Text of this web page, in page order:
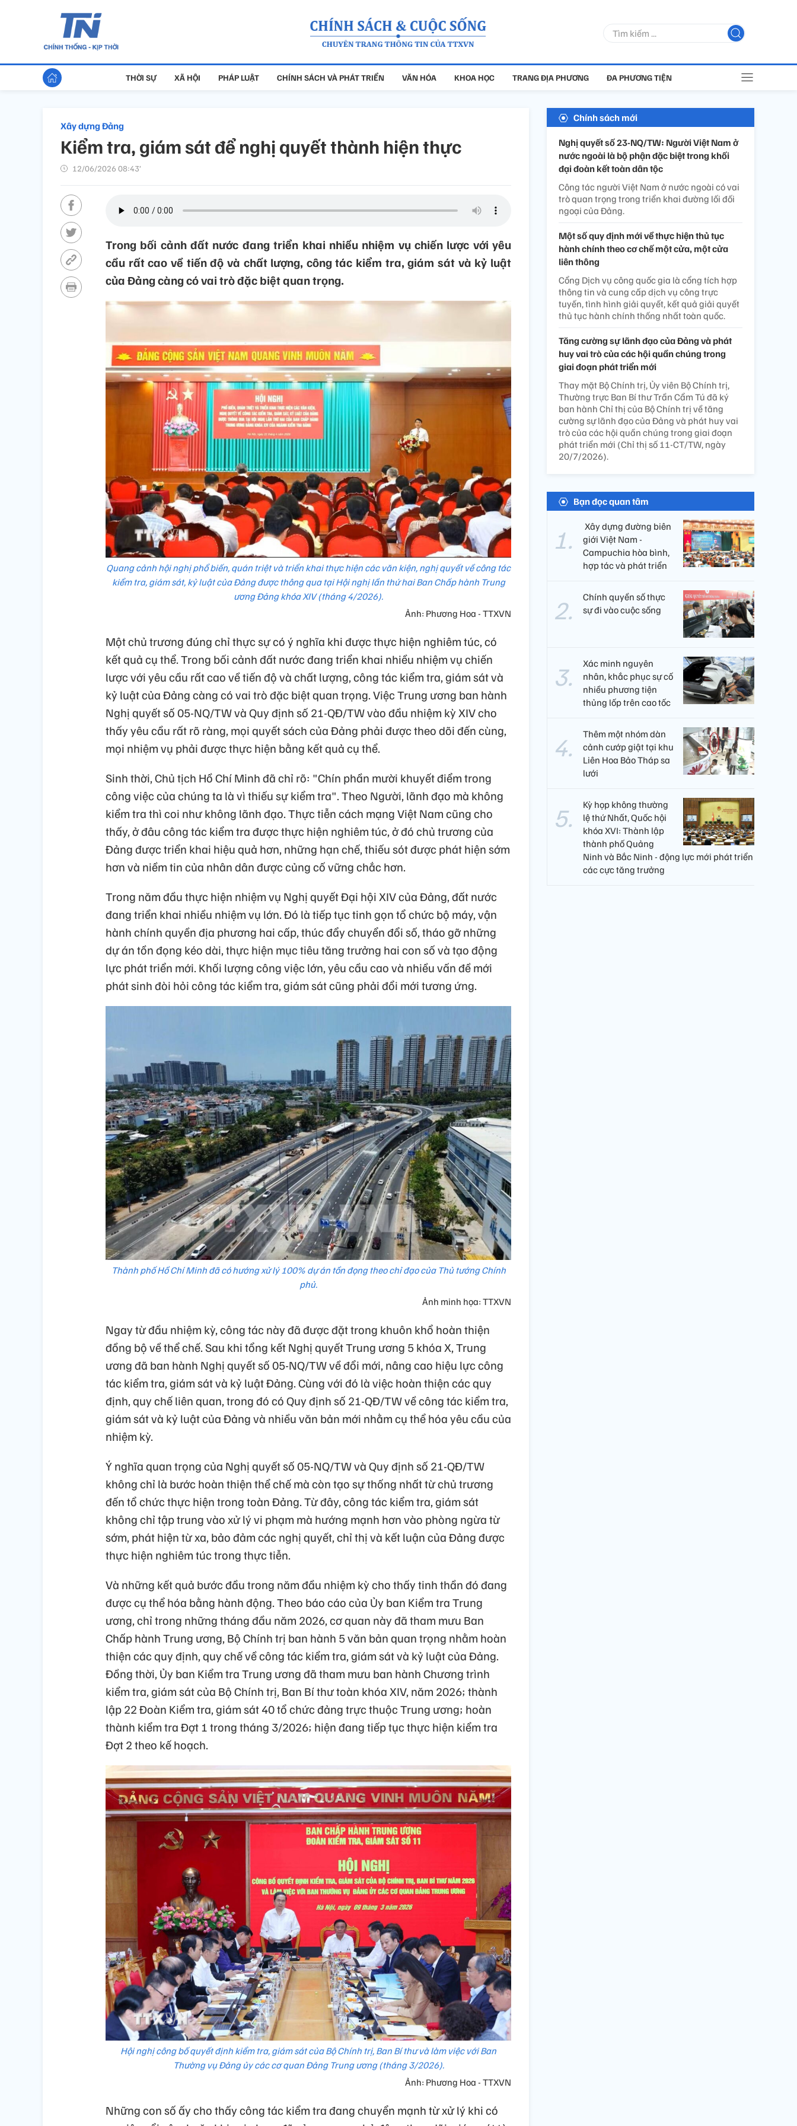
THỜI SỰ XÃ HỘI PHÁP LUẬT CHÍNH SÁCH VÀ PHÁT TRIỂN VĂN HÓA KHOA HỌC TRANG ĐỊA PHƯƠNG ĐA PHƯƠNG TIỆN
Xây dựng Đảng
Kiểm tra, giám sát để nghị quyết thành hiện thực
12/06/2026 08:43’
Trong bối cảnh đất nước đang triển khai nhiều nhiệm vụ chiến lược với yêu
cầu rất cao về tiến độ và chất lượng, công tác kiểm tra, giám sát và kỷ luật
của Đảng càng có vai trò đặc biệt quan trọng.
Quang cảnh hội nghị phổ biến, quán triệt và triển khai thực hiện các văn kiện, nghị quyết về công tác
kiểm tra, giám sát, kỷ luật của Đảng được thông qua tại Hội nghị lần thứ hai Ban Chấp hành Trung
ương Đảng khóa XIV (tháng 4/2026).
Ảnh: Phương Hoa - TTXVN
Một chủ trương đúng chỉ thực sự có ý nghĩa khi được thực hiện nghiêm túc, có
kết quả cụ thể. Trong bối cảnh đất nước đang triển khai nhiều nhiệm vụ chiến
lược với yêu cầu rất cao về tiến độ và chất lượng, công tác kiểm tra, giám sát và
kỷ luật của Đảng càng có vai trò đặc biệt quan trọng. Việc Trung ương ban hành
Nghị quyết số 05-NQ/TW và Quy định số 21-QĐ/TW vào đầu nhiệm kỳ XIV cho
thấy yêu cầu rất rõ ràng, mọi quyết sách của Đảng phải được theo dõi đến cùng,
mọi nhiệm vụ phải được thực hiện bằng kết quả cụ thể.
Sinh thời, Chủ tịch Hồ Chí Minh đã chỉ rõ: "Chín phần mười khuyết điểm trong
công việc của chúng ta là vì thiếu sự kiểm tra". Theo Người, lãnh đạo mà không
kiểm tra thì coi như không lãnh đạo. Thực tiễn cách mạng Việt Nam cũng cho
thấy, ở đâu công tác kiểm tra được thực hiện nghiêm túc, ở đó chủ trương của
Đảng được triển khai hiệu quả hơn, những hạn chế, thiếu sót được phát hiện sớm
hơn và niềm tin của nhân dân được củng cố vững chắc hơn.
Trong năm đầu thực hiện nhiệm vụ Nghị quyết Đại hội XIV của Đảng, đất nước
đang triển khai nhiều nhiệm vụ lớn. Đó là tiếp tục tinh gọn tổ chức bộ máy, vận
hành chính quyền địa phương hai cấp, thúc đẩy chuyển đổi số, tháo gỡ những
dự án tồn đọng kéo dài, thực hiện mục tiêu tăng trưởng hai con số và tạo động
lực phát triển mới. Khối lượng công việc lớn, yêu cầu cao và nhiều vấn đề mới
phát sinh đòi hỏi công tác kiểm tra, giám sát cũng phải đổi mới tương ứng.
Thành phố Hồ Chí Minh đã có hướng xử lý 100% dự án tồn đọng theo chỉ đạo của Thủ tướng Chính
phủ.
Ảnh minh họa: TTXVN
Ngay từ đầu nhiệm kỳ, công tác này đã được đặt trong khuôn khổ hoàn thiện
đồng bộ về thể chế. Sau khi tổng kết Nghị quyết Trung ương 5 khóa X, Trung
ương đã ban hành Nghị quyết số 05-NQ/TW về đổi mới, nâng cao hiệu lực công
tác kiểm tra, giám sát và kỷ luật Đảng. Cùng với đó là việc hoàn thiện các quy
định, quy chế liên quan, trong đó có Quy định số 21-QĐ/TW về công tác kiểm tra,
giám sát và kỷ luật của Đảng và nhiều văn bản mới nhằm cụ thể hóa yêu cầu của
nhiệm kỳ.
Ý nghĩa quan trọng của Nghị quyết số 05-NQ/TW và Quy định số 21-QĐ/TW
không chỉ là bước hoàn thiện thể chế mà còn tạo sự thống nhất từ chủ trương
đến tổ chức thực hiện trong toàn Đảng. Từ đây, công tác kiểm tra, giám sát
không chỉ tập trung vào xử lý vi phạm mà hướng mạnh hơn vào phòng ngừa từ
sớm, phát hiện từ xa, bảo đảm các nghị quyết, chỉ thị và kết luận của Đảng được
thực hiện nghiêm túc trong thực tiễn.
Và những kết quả bước đầu trong năm đầu nhiệm kỳ cho thấy tinh thần đó đang
được cụ thể hóa bằng hành động. Theo báo cáo của Ủy ban Kiểm tra Trung
ương, chỉ trong những tháng đầu năm 2026, cơ quan này đã tham mưu Ban
Chấp hành Trung ương, Bộ Chính trị ban hành 5 văn bản quan trọng nhằm hoàn
thiện các quy định, quy chế về công tác kiểm tra, giám sát và kỷ luật của Đảng.
Đồng thời, Ủy ban Kiểm tra Trung ương đã tham mưu ban hành Chương trình
kiểm tra, giám sát của Bộ Chính trị, Ban Bí thư toàn khóa XIV, năm 2026; thành
lập 22 Đoàn Kiểm tra, giám sát 40 tổ chức đảng trực thuộc Trung ương; hoàn
thành kiểm tra Đợt 1 trong tháng 3/2026; hiện đang tiếp tục thực hiện kiểm tra
Đợt 2 theo kế hoạch.
Hội nghị công bố quyết định kiểm tra, giám sát của Bộ Chính trị, Ban Bí thư và làm việc với Ban
Thường vụ Đảng ủy các cơ quan Đảng Trung ương (tháng 3/2026).
Ảnh: Phương Hoa - TTXVN
Những con số ấy cho thấy công tác kiểm tra đang chuyển mạnh từ xử lý khi có
Chính sách mới
Nghị quyết số 23-NQ/TW: Người Việt Nam ở
nước ngoài là bộ phận đặc biệt trong khối
đại đoàn kết toàn dân tộc
Công tác người Việt Nam ở nước ngoài có vai
trò quan trọng trong triển khai đường lối đối
ngoại của Đảng.
Một số quy định mới về thực hiện thủ tục
hành chính theo cơ chế một cửa, một cửa
liên thông
Cổng Dịch vụ công quốc gia là cổng tích hợp
thông tin và cung cấp dịch vụ công trực
tuyến, tình hình giải quyết, kết quả giải quyết
thủ tục hành chính thống nhất toàn quốc.
Tăng cường sự lãnh đạo của Đảng và phát
huy vai trò của các hội quần chúng trong
giai đoạn phát triển mới
Thay mặt Bộ Chính trị, Ủy viên Bộ Chính trị,
Thường trực Ban Bí thư Trần Cẩm Tú đã ký
ban hành Chỉ thị của Bộ Chính trị về tăng
cường sự lãnh đạo của Đảng và phát huy vai
trò của các hội quần chúng trong giai đoạn
phát triển mới (Chỉ thị số 11-CT/TW, ngày
20/7/2026).
Bạn đọc quan tâm
​ Xây dựng đường biên
giới Việt Nam -
Campuchia hòa bình,
hợp tác và phát triển
Chính quyền số thực
sự đi vào cuộc sống
Xác minh nguyên
nhân, khắc phục sự cố
nhiều phương tiện
thủng lốp trên cao tốc
Thêm một nhóm dàn
cảnh cướp giật tại khu
Liên Hoa Bảo Tháp sa
lưới
Kỳ họp không thường
lệ thứ Nhất, Quốc hội
khóa XVI: Thành lập
thành phố Quảng
Ninh và Bắc Ninh - động lực mới phát triển
các cực tăng trưởng